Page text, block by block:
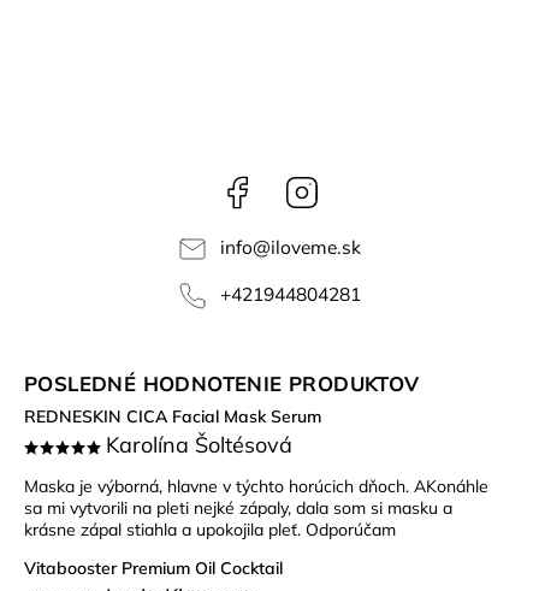
Facebook
info@iloveme.sk
+421944804281
POSLEDNÉ HODNOTENIE PRODUKTOV
REDNESKIN CICA Facial Mask Serum
Karolína Šoltésová
Maska je výborná, hlavne v týchto horúcich dňoch. AKonáhle
sa mi vytvorili na pleti nejké zápaly, dala som si masku a
krásne zápal stiahla a upokojila pleť. Odporúčam
Vitabooster Premium Oil Cocktail